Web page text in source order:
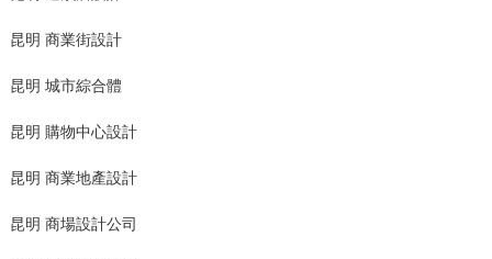
昆明 商業街設計
昆明 城市綜合體
昆明 購物中心設計
昆明 商業地產設計
昆明 商場設計公司